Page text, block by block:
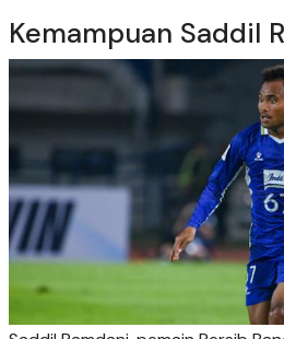
Kemampuan Saddil